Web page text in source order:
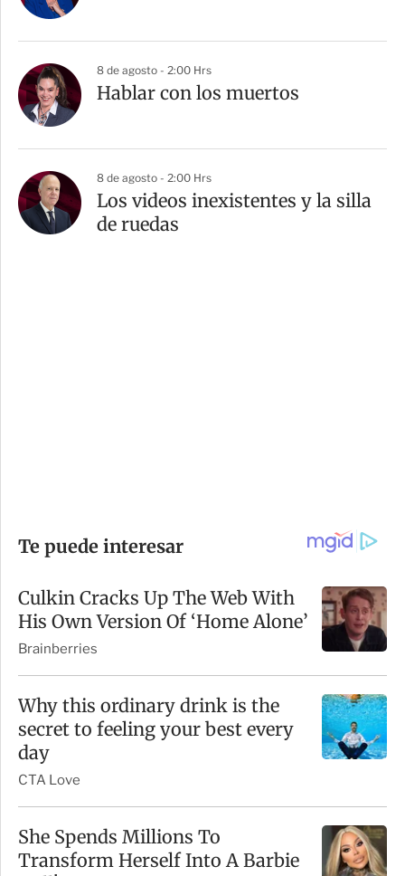
8 de agosto - 2:00 Hrs
Hablar con los muertos
8 de agosto - 2:00 Hrs
Los videos inexistentes y la silla
de ruedas